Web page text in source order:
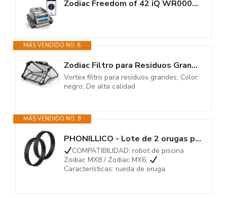
Zodiac Freedom of 42 iQ WR000628 - Robot Limpiafondos Automático Piscinas...
MÁS VENDIDO NO. 8
Zodiac Filtro para Residuos Grandes, 200µ, para Limpiafondos de Piscina...
Vortex filtro para residuos grandes; Color:
negro; De alta calidad
MÁS VENDIDO NO. 9
PHONILLICO - Lote de 2 orugas para Zodiac MX8 MX6 – Rueda robot limpiador...
COMPATIBILIDAD: robot de piscina
Zodiac MX8 / Zodiac MX6;
Características: rueda de oruga